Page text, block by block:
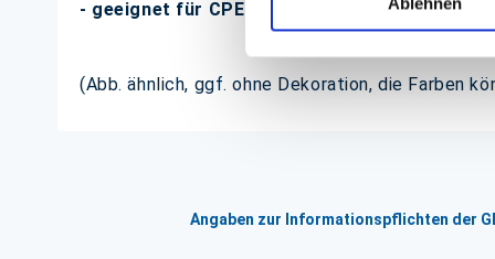
- geeignet für CPET und APET Schalen
(Abb. ähnlich, ggf. ohne Dekoration, die Farben
Angaben zur Informationspflichten der